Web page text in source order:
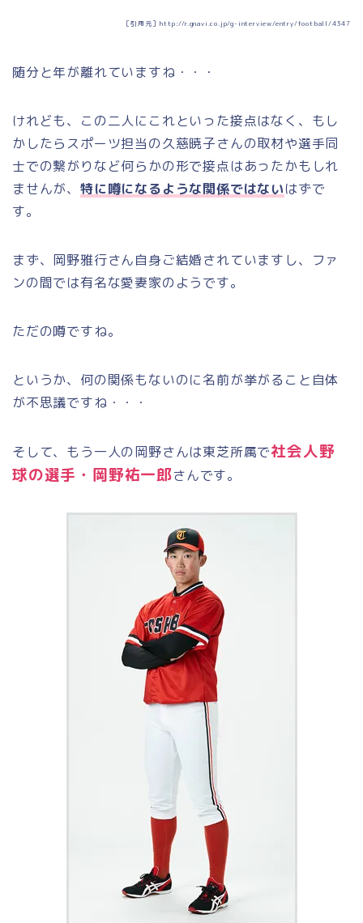
［引用元］http://r.gnavi.co.jp/g-interview/entry/football/4347
随分と年が離れていますね・・・
けれども、この二人にこれといった接点はなく、もし
かしたらスポーツ担当の久慈暁子さんの取材や選手同
士での繋がりなど何らかの形で接点はあったかもしれ
ませんが、 特に噂になるような関係ではないはずで
す。
まず、岡野雅行さん自身ご結婚されていますし、ファ
ンの間では有名な愛妻家のようです。
ただの噂ですね。
というか、何の関係もないのに名前が挙がること自体
が不思議ですね・・・
そして、もう一人の岡野さんは東芝所属で社会人野
球の選手・岡野祐一郎さんです。